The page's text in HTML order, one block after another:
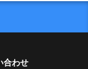
合わせ